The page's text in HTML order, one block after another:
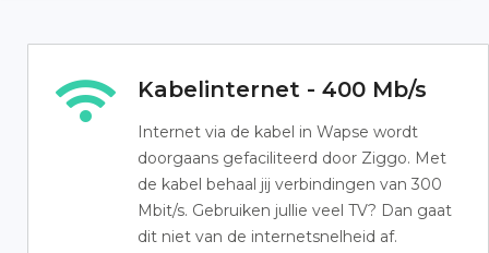
Kabelinternet - 400 Mb/s
Internet via de kabel in Wapse wordt
doorgaans gefaciliteerd door Ziggo. Met
de kabel behaal jij verbindingen van 300
Mbit/s. Gebruiken jullie veel TV? Dan gaat
dit niet van de internetsnelheid af.